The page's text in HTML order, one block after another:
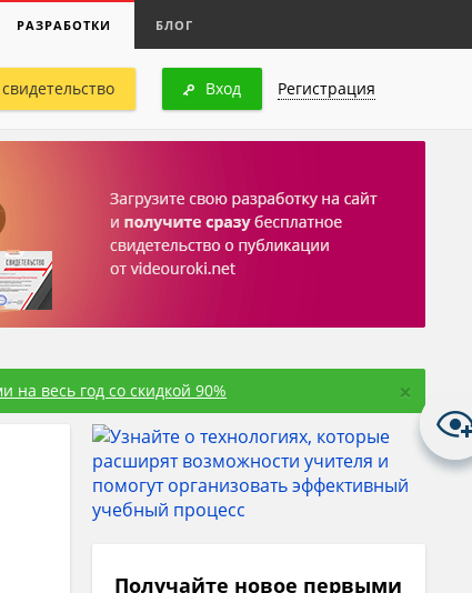
РАЗРАБОТКИ БЛОГ
Вход Регистрация
на весь год со скидкой 90% ×
Получайте новое первыми